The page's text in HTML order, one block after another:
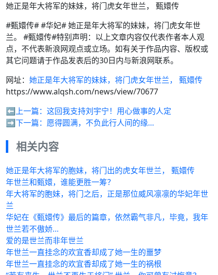
她正是年大将军的妹妹，将门虎女年世兰， 甄嬛传
#甄嬛传# #华妃# 她正是年大将军的妹妹，将门虎女年世
兰。 #甄嬛传#特别声明：以上文章内容仅代表作者本人观
点，不代表新浪网观点或立场。如有关于作品内容、版权或
其它问题请于作品发表后的30日内与新浪网联系。
网址： 她正是年大将军的妹妹，将门虎女年世兰， 甄嬛传
https://www.alqsh.com/news/view/70677
⬅️上一篇： 这回我支持刘宇宁！用心做事的人定
➡️下一篇： 愿得圆满，不负此行人间的缘…
相关内容
她正是年大将军的胞妹，将门出的虎女年世兰， 甄嬛传
年世兰和甄嬛，谁能更胜一筹？
年大将军的胞妹，将门之后，正是那位威风凛凛的华妃年世
兰
华妃在《甄嬛传》最后的篇章，依然霸气非凡，毕竟，我年
世兰若不傲娇…
爱的是世兰而非年世兰
年世兰一直挂念的欢宜香却成了她一生的噩梦
年世兰一直挂念的欢宜香却成了她一生的祸根